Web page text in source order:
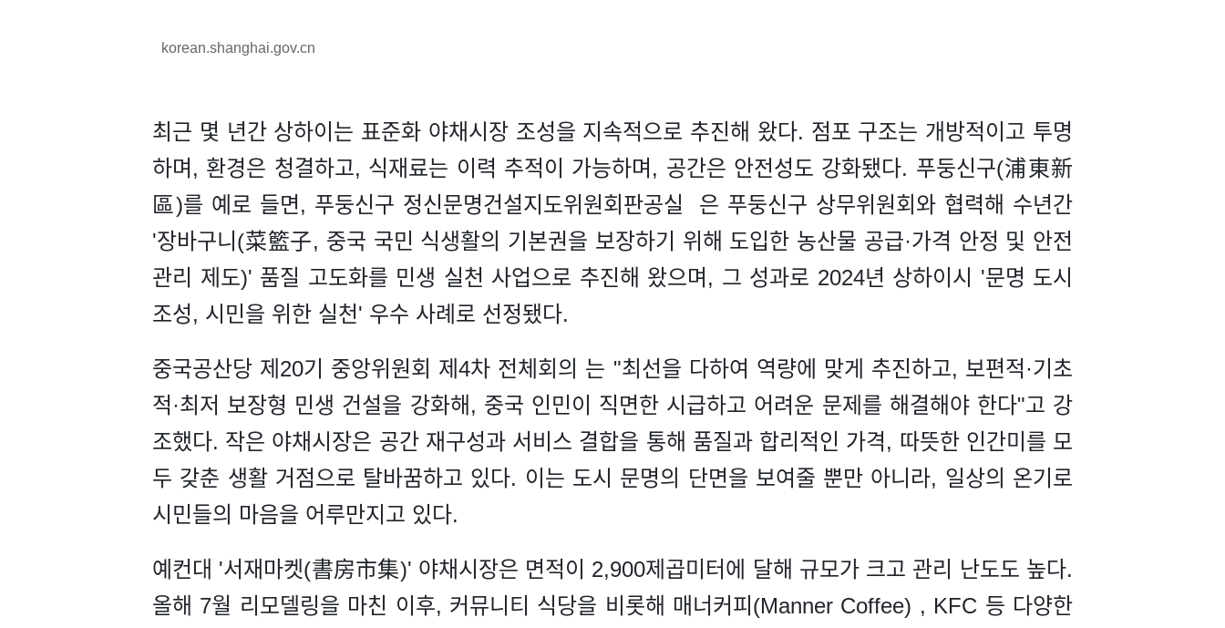
korean.shanghai.gov.cn
최근 몇 년간 상하이는 표준화 야채시장 조성을 지속적으로 추진해 왔다. 점포 구조는 개방적이고 투명
하며, 환경은 청결하고, 식재료는 이력 추적이 가능하며, 공간은 안전성도 강화됐다. 푸둥신구(浦東新
區)를 예로 들면, 푸둥신구 정신문명건설지도위원회판공실 은 푸둥신구 상무위원회와 협력해 수년간
'장바구니(菜籃子, 중국 국민 식생활의 기본권을 보장하기 위해 도입한 농산물 공급·가격 안정 및 안전
관리 제도)' 품질 고도화를 민생 실천 사업으로 추진해 왔으며, 그 성과로 2024년 상하이시 '문명 도시
조성, 시민을 위한 실천' 우수 사례로 선정됐다.
중국공산당 제20기 중앙위원회 제4차 전체회의 는 "최선을 다하여 역량에 맞게 추진하고, 보편적·기초
적·최저 보장형 민생 건설을 강화해, 중국 인민이 직면한 시급하고 어려운 문제를 해결해야 한다"고 강
조했다. 작은 야채시장은 공간 재구성과 서비스 결합을 통해 품질과 합리적인 가격, 따뜻한 인간미를 모
두 갖춘 생활 거점으로 탈바꿈하고 있다. 이는 도시 문명의 단면을 보여줄 뿐만 아니라, 일상의 온기로
시민들의 마음을 어루만지고 있다.
예컨대 '서재마켓(書房市集)' 야채시장은 면적이 2,900제곱미터에 달해 규모가 크고 관리 난도도 높다.
올해 7월 리모델링을 마친 이후, 커뮤니티 식당을 비롯해 매너커피(Manner Coffee) , KFC 등 다양한